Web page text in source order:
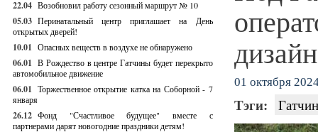
22.04 Возобновил работу сезонный маршрут № 10
05.03 Перинатальный центр приглашает на День
открытых дверей!
10.01 Опасных веществ в воздухе не обнаружено
06.01 В Рождество в центре Гатчины будет перекрыто
автомобильное движение
06.01 Торжественное открытие катка на Соборной - 7
января
26.12 Фонд "Счастливое будущее" вместе с
партнерами дарят новогодние праздники детям!
01 октября
Тэги: